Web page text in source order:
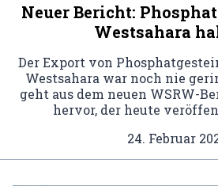
Neuer Bericht:
Westsahara
Der Export von
Westsahara war noch nie
geht aus dem neuen WSRW-
hervor, der heute
24. Februar